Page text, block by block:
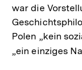
war die
Polen „kein
„ein einziges